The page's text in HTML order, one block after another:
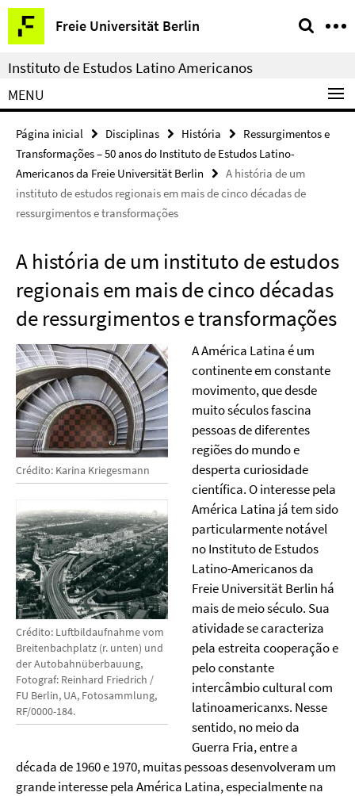
Springe
direkt
zu
Inhalt
Freie Universität Berlin
Serviço
de
navegação
Instituto de Estudos Latino Americanos
MENU
Página inicial Disciplinas História
Ressurgimentos e
Transformações – 50 anos do Instituto de Estudos Latino-
Americanos da Freie Universität Berlin
A história de um
instituto de estudos regionais em mais de cinco décadas de
ressurgimentos e transformações
A história de um instituto de estudos
regionais em mais de cinco décadas
de ressurgimentos e transformações
Crédito: Karina Kriegesmann
Crédito: Luftbildaufnahme vom
Breitenbachplatz (r. unten) und
der Autobahnüberbauung,
Fotograf: Reinhard Friedrich /
FU Berlin, UA, Fotosammlung,
RF/0000-184.
A América Latina é um
continente em constante
movimento, que desde
muito séculos fascina
pessoas de diferentes
regiões do mundo e
desperta curiosidade
científica. O interesse pela
América Latina já tem sido
particularmente notável
no Instituto de Estudos
Latino-Americanos da
Freie Universität Berlin há
mais de meio século. Sua
atividade se caracteriza
pela estreita cooperação e
pelo constante
intercâmbio cultural com
latinoamericanxs. Nesse
sentido, no meio da
Guerra Fria, entre a
década de 1960 e 1970, muitas pessoas desenvolveram um
grande interesse pela América Latina, especialmente na